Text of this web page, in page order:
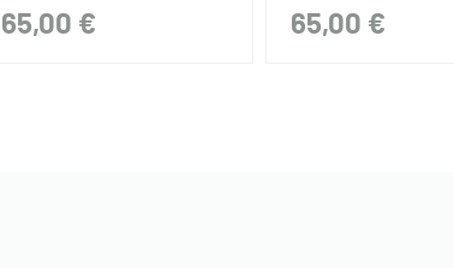
65,00 € 65,00 €